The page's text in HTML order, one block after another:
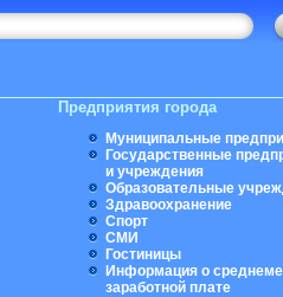
Предприятия города
Муниципальные
Государственные
и учреждения
Образовательные
Здравоохранение
Спорт
СМИ
Гостиницы
Информация о
заработной плате